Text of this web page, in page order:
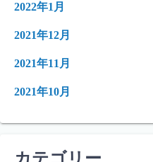
2022年1月
2021年12月
2021年11月
2021年10月